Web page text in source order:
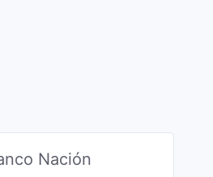
Nación